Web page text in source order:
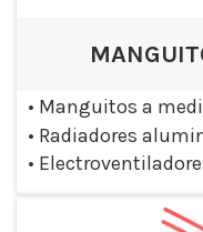
• Manguitos a
• Radiadores
•